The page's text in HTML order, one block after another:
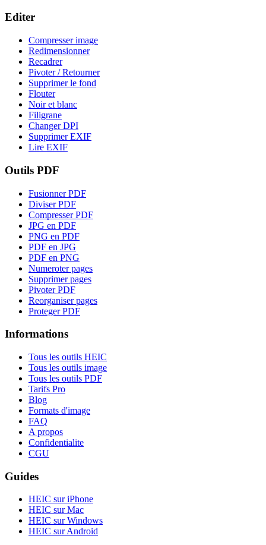
Editer
Compresser image
Redimensionner
Recadrer
Pivoter / Retourner
Supprimer le fond
Flouter
Noir et blanc
Filigrane
Changer DPI
Supprimer EXIF
Lire EXIF
Outils PDF
Fusionner PDF
Diviser PDF
Compresser PDF
JPG en PDF
PNG en PDF
PDF en JPG
PDF en PNG
Numeroter pages
Supprimer pages
Pivoter PDF
Reorganiser pages
Proteger PDF
Informations
Tous les outils HEIC
Tous les outils image
Tous les outils PDF
Tarifs Pro
Blog
Formats d'image
FAQ
A propos
Confidentialite
CGU
Guides
HEIC sur iPhone
HEIC sur Mac
HEIC sur Windows
HEIC sur Android